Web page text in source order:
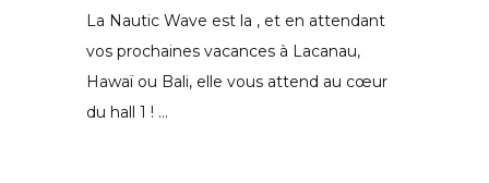
La Nautic Wave est la , et en attendant
vos prochaines vacances à Lacanau,
Hawaï ou Bali, elle vous attend au cœur
du hall 1 ! ...